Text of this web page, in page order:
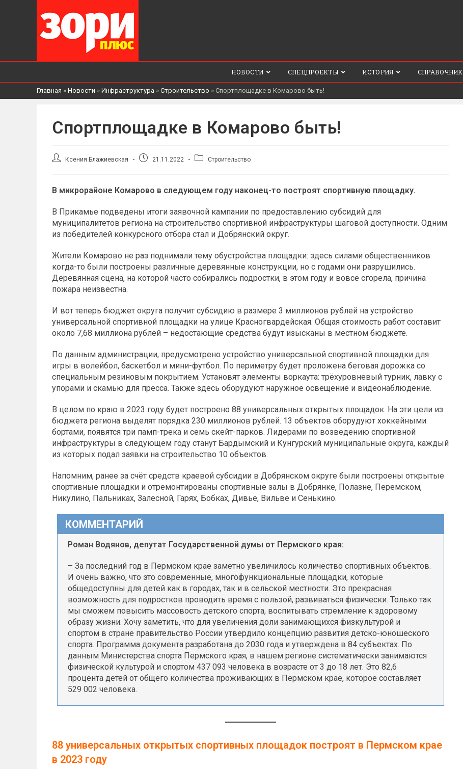
НОВОСТИ СПЕЦПРОЕКТЫ ИСТОРИЯ СПРАВОЧНИК
Главная » Новости » Инфраструктура » Строительство » Спортплощадке в Комарово быть!
Спортплощадке в Комарово быть!
АвторКсения Блажиевская
Запись21.11.2022
РубрикаСтроительство
В микрорайоне Комарово в следующем году наконец-то построят спортивную площадку.
В Прикамье подведены итоги заявочной кампании по предоставлению субсидий для
муниципалитетов региона на строительство спортивной инфраструктуры шаговой доступности. Одним
из победителей конкурсного отбора стал и Добрянский округ.
Жители Комарово не раз поднимали тему обустройства площадки: здесь силами общественников
когда-то были построены различные деревянные конструкции, но с годами они разрушились.
Деревянная сцена, на которой часто собирались подростки, в этом году и вовсе сгорела, причина
пожара неизвестна.
И вот теперь бюджет округа получит субсидию в размере 3 миллионов рублей на устройство
универсальной спортивной площадки на улице Красногвардейская. Общая стоимость работ составит
около 7,68 миллиона рублей – недостающие средства будут изысканы в местном бюджете.
По данным администрации, предусмотрено устройство универсальной спортивной площадки для
игры в волейбол, баскетбол и мини-футбол. По периметру будет проложена беговая дорожка со
специальным резиновым покрытием. Установят элементы воркаута: трёхуровневый турник, лавку с
упорами и скамью для пресса. Также здесь оборудуют наружное освещение и видеонаблюдение.
В целом по краю в 2023 году будет построено 88 универсальных открытых площадок. На эти цели из
бюджета региона выделят порядка 230 миллионов рублей. 13 объектов оборудуют хоккейными
бортами, появятся три памп-трека и семь скейт-парков. Лидерами по возведению спортивной
инфраструктуры в следующем году станут Бардымский и Кунгурский муниципальные округа, каждый
из которых подал заявки на строительство 10 объектов.
Напомним, ранее за счёт средств краевой субсидии в Добрянском округе были построены открытые
спортивные площадки и отремонтированы спортивные залы в Добрянке, Полазне, Перемском,
Никулино, Пальниках, Залесной, Гарях, Бобках, Дивье, Вильве и Сенькино.
КОММЕНТАРИЙ
Роман Водянов, депутат Государственной думы от Пермского края:
– За последний год в Пермском крае заметно увеличилось количество спортивных объектов.
И очень важно, что это современные, многофункциональные площадки, которые
общедоступны для детей как в городах, так и в сельской местности. Это прекрасная
возможность для подростков проводить время с пользой, развиваться физически. Только так
мы сможем повысить массовость детского спорта, воспитывать стремление к здоровому
образу жизни. Хочу заметить, что для увеличения доли занимающихся физкультурой и
спортом в стране правительство России утвердило концепцию развития детско-юношеского
спорта. Программа документа разработана до 2030 года и утверждена в 84 субъектах. По
данным Министерства спорта Пермского края, в нашем регионе систематически занимаются
физической культурой и спортом 437 093 человека в возрасте от 3 до 18 лет. Это 82,6
процента детей от общего количества проживающих в Пермском крае, которое составляет
529 002 человека.
88 универсальных открытых спортивных площадок построят в Пермском крае
в 2023 году